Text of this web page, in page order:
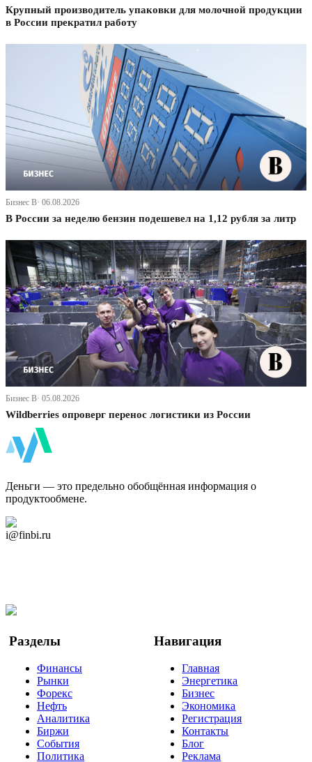
Крупный производитель упаковки для молочной продукции
в России прекратил работу
Бизнес В· 06.08.2026
В России за неделю бензин подешевел на 1,12 рубля за литр
Бизнес В· 05.08.2026
Wildberries опроверг перенос логистики из России
Деньги — это предельно обобщённая информация о
продуктообмене.
i@finbi.ru
Разделы
Финансы
Рынки
Форекс
Нефть
Аналитика
Биржи
События
Политика
Навигация
Главная
Энергетика
Бизнес
Экономика
Регистрация
Контакты
Блог
Реклама